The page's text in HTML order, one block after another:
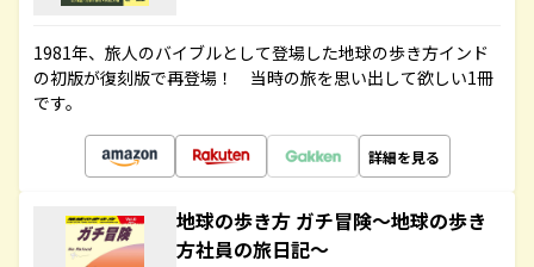
1981年、旅人のバイブルとして登場した地球の歩き方インド
の初版が復刻版で再登場！ 当時の旅を思い出して欲しい1冊
です。
詳細を見る
地球の歩き方 ガチ冒険～地球の歩き
方社員の旅日記～